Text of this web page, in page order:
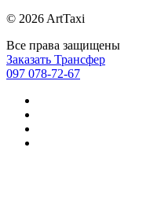
© 2026 ArtTaxi
Все права защищены
Заказать Трансфер
097 078-72-67